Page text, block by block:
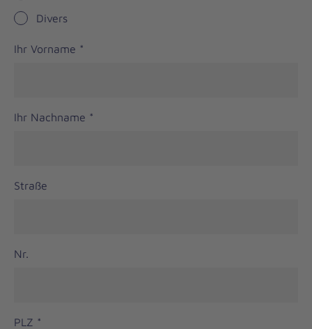
Divers
Ihr Vorname *
Ihr Nachname *
Straße
Nr.
PLZ *